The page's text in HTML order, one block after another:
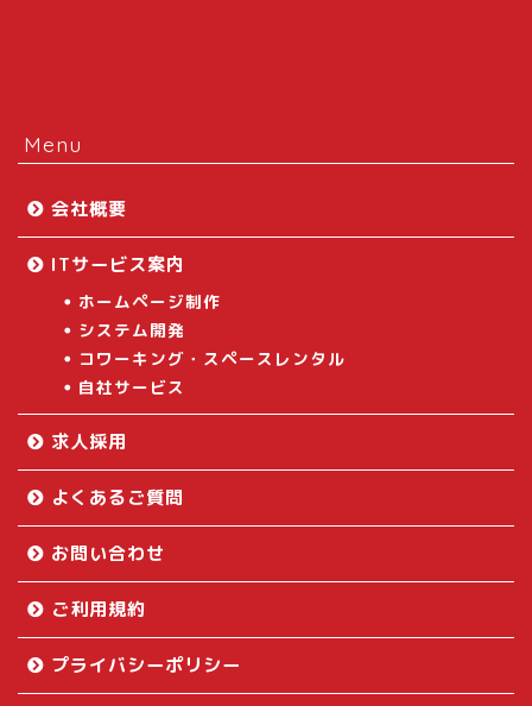
Menu
会社概要
ITサービス案内
ホームページ制作
システム開発
コワーキング・スペースレンタル
自社サービス
求人採用
よくあるご質問
お問い合わせ
ご利用規約
プライバシーポリシー